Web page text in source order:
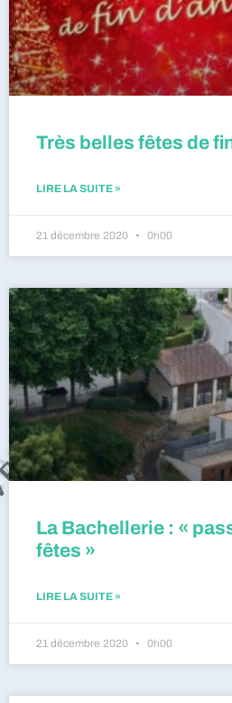
Très belles fêtes de
LIRE LA SUITE »
21 décembre 2020 0h00
La Bachellerie : «
fêtes »
LIRE LA SUITE »
21 décembre 2020 0h00